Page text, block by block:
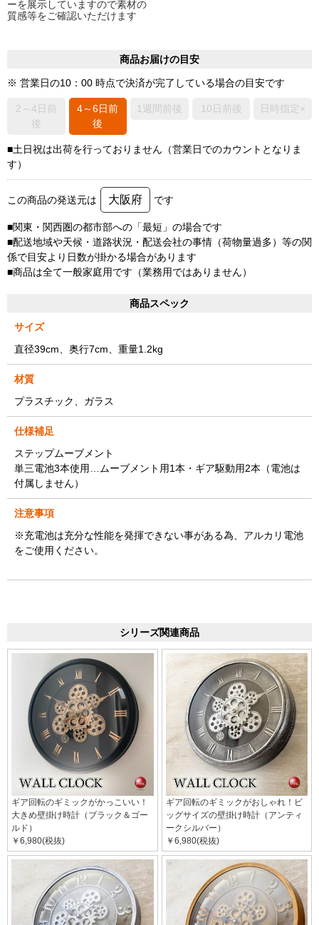
ーを展示していますので素材の
質感等をご確認いただけます
商品お届けの目安
※ 営業日の10：00 時点で決済が完了している場合の目安です
2～4日前
後
4～6日前
後
1週間前後 10日前後 日時指定×
■土日祝は出荷を行っておりません（営業日でのカウントとなりま
す）
この商品の発送元は 大阪府 です
■関東・関西圏の都市部への「最短」の場合です
■配送地域や天候・道路状況・配送会社の事情（荷物量過多）等の関
係で目安より日数が掛かる場合があります
■商品は全て一般家庭用です（業務用ではありません）
商品スペック
サイズ
直径39cm、奥行7cm、重量1.2kg
材質
プラスチック、ガラス
仕様補足
ステップムーブメント
単三電池3本使用…ムーブメント用1本・ギア駆動用2本（電池は
付属しません）
注意事項
※充電池は充分な性能を発揮できない事がある為、アルカリ電池
をご使用ください。
シリーズ関連商品
ギア回転のギミックがかっこいい！
大きめ壁掛け時計（ブラック＆ゴー
ルド）
￥6,980(税抜)
ギア回転のギミックがおしゃれ！ビ
ッグサイズの壁掛け時計（アンティ
ークシルバー）
￥6,980(税抜)